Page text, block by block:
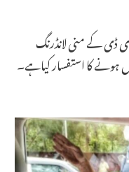
ڈی کے منی لانڈرنگ
ہونے کا استفسار کیاہے۔